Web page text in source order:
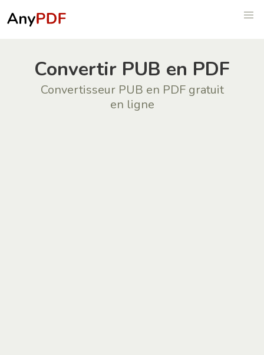
Convertir PUB en PDF
Convertisseur PUB en PDF gratuit
en ligne